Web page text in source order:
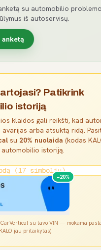
su automobilio
iš autoservisų.
Patikrink
istoriją
klaidos gali reikšti, kad
arba atsuktą ridą.
su 20% nuolaida (kodas
istoriją.
−20%
su tavo VIN — mokama
jau pritaikytas).